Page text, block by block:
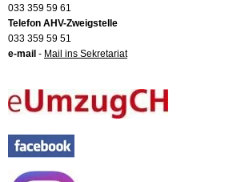
033 359 59 61
Telefon AHV-Zweigstelle
033 359 59 51
e-mail - Mail ins Sekretariat